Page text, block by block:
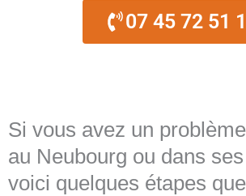
07 45 72 51
Si vous avez un
au Neubourg ou dans
voici quelques étapes